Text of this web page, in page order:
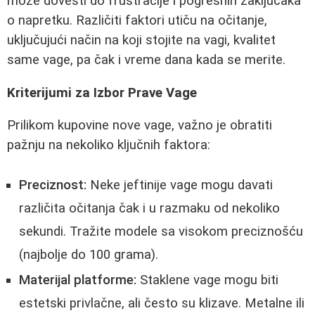
o napretku. Različiti faktori utiču na očitanje,
uključujući način na koji stojite na vagi, kvalitet
same vage, pa čak i vreme dana kada se merite.
Kriterijumi za Izbor Prave Vage
Prilikom kupovine nove vage, važno je obratiti
pažnju na nekoliko ključnih faktora:
Preciznost: Neke jeftinije vage mogu davati
različita očitanja čak i u razmaku od nekoliko
sekundi. Tražite modele sa visokom preciznošću
(najbolje do 100 grama).
Materijal platforme: Staklene vage mogu biti
estetski privlačne, ali često su klizave. Metalne ili